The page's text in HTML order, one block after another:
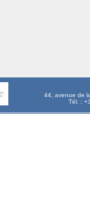
44, avenue de
Tél. :